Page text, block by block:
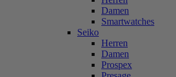
Damen
Smartwatches
Seiko
Herren
Damen
Prospex